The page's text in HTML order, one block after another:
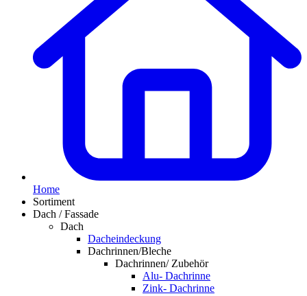
Home
Sortiment
Dach / Fassade
Dach
Dacheindeckung
Dachrinnen/Bleche
Dachrinnen/ Zubehör
Alu- Dachrinne
Zink- Dachrinne